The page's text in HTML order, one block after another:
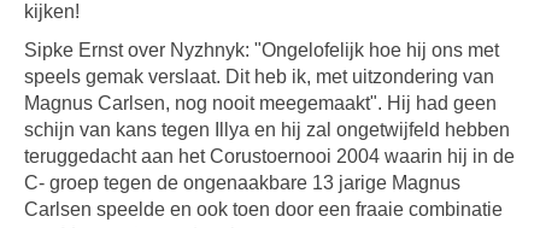
kijken!
Sipke Ernst over Nyzhnyk: "Ongelofelijk hoe hij ons met
speels gemak verslaat. Dit heb ik, met uitzondering van
Magnus Carlsen, nog nooit meegemaakt". Hij had geen
schijn van kans tegen Illya en hij zal ongetwijfeld hebben
teruggedacht aan het Corustoernooi 2004 waarin hij in de
C- groep tegen de ongenaakbare 13 jarige Magnus
Carlsen speelde en ook toen door een fraaie combinatie